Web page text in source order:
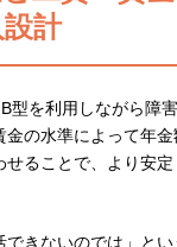
計
型を利用しながら障
金の水準によって年
せることで、より安
できないのでは」と